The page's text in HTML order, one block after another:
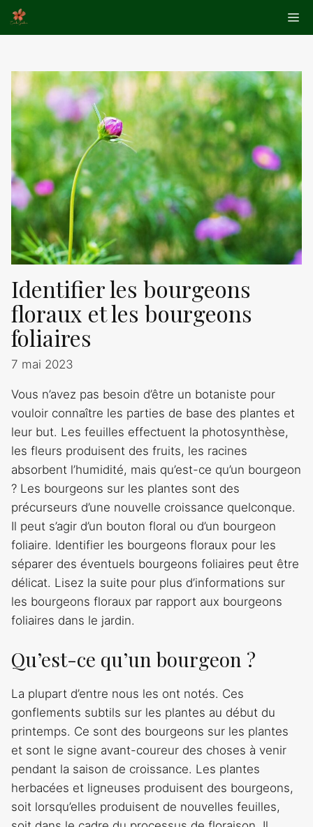
Aller
au
Identifier les bourgeons
floraux et les bourgeons
foliaires
7 mai 2023
Vous n’avez pas besoin d’être un botaniste pour
vouloir connaître les parties de base des plantes et
leur but. Les feuilles effectuent la photosynthèse,
les fleurs produisent des fruits, les racines
absorbent l’humidité, mais qu’est-ce qu’un bourgeon
? Les bourgeons sur les plantes sont des
précurseurs d’une nouvelle croissance quelconque.
Il peut s’agir d’un bouton floral ou d’un bourgeon
foliaire. Identifier les bourgeons floraux pour les
séparer des éventuels bourgeons foliaires peut être
délicat. Lisez la suite pour plus d’informations sur
les bourgeons floraux par rapport aux bourgeons
foliaires dans le jardin.
Qu’est-ce qu’un bourgeon ?
La plupart d’entre nous les ont notés. Ces
gonflements subtils sur les plantes au début du
printemps. Ce sont des bourgeons sur les plantes
et sont le signe avant-coureur des choses à venir
pendant la saison de croissance. Les plantes
herbacées et ligneuses produisent des bourgeons,
soit lorsqu’elles produisent de nouvelles feuilles,